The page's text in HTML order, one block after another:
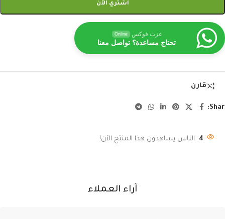
اشتري الآن
عزت فوكس Online
تحتاج مساعدة؟ تواصل معنا
قارن
4 الناس يشاهدون هذا المنتج الآن!
آراء العملاء